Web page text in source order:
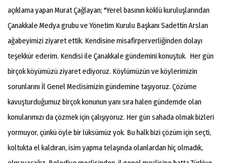
açıklama yapan Murat Çağlayan; "Yerel basının köklü kuruluşlarından
Çanakkale Medya grubu ve Yönetim Kurulu Başkanı Sadettin Arslan
ağabeyimizi ziyaret ettik. Kendisine misafirperverliğinden dolayı
teşekkür ederim. Kendisi ile Çanakkale gündemini konuştuk. Her gün
birçok köyümüzü ziyaret ediyoruz. Köylümüzün ve köylerimizin
sorunlarını İl Genel Meclisimizin gündemine taşıyoruz. Çözüme
kavuşturduğumuz birçok konunun yanı sıra halen gündemde olan
konularımızı da çözmek için çalışıyoruz. Her gün sahada olmak bizleri
yormuyor, çünkü öyle bir lüksümüz yok. Bu halk bizi çözüm için seçti,
koltukta el kaldıran, isim yapma telaşında olanlardan hiç olmadık,